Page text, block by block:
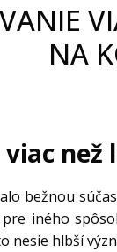
NA
než
bežnou
iného
nesie hlbší